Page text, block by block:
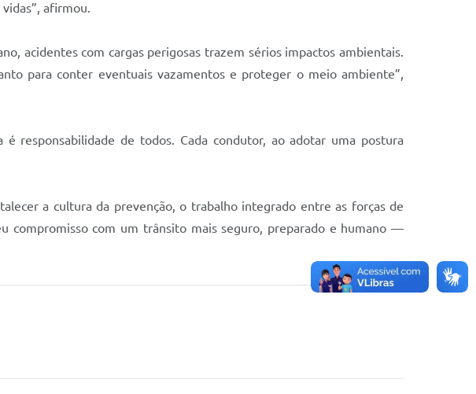
afirmou.
acidentes com cargas perigosas trazem sérios impactos ambientais.
para conter eventuais vazamentos e proteger o meio ambiente”,
responsabilidade de todos. Cada condutor, ao adotar uma postura
a cultura da prevenção, o trabalho integrado entre as forças de
compromisso com um trânsito mais seguro, preparado e humano —